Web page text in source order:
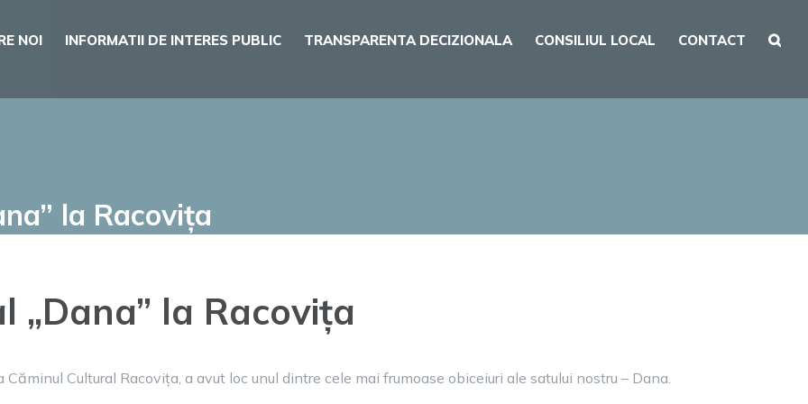
NOI INFORMATII DE INTERES PUBLIC TRANSPARENTA DECIZIONALA CONSILIUL LOCAL CONTACT
la Racovița
„Dana” la Racovița
Cultural Racovița, a avut loc unul dintre cele mai frumoase obiceiuri ale satului nostru – Dana.